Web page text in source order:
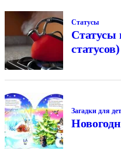
Статусы
Статусы
статусов)
Загадки для